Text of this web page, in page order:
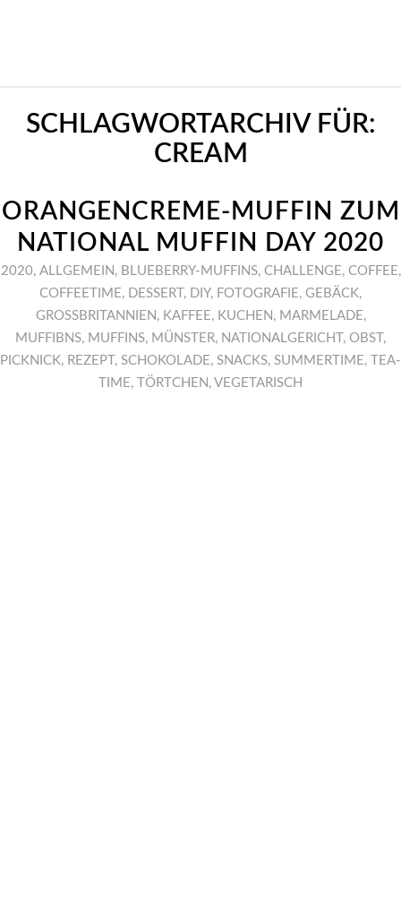
SCHLAGWORTARCHIV FÜR:
CREAM
ORANGENCREME-MUFFIN ZUM
NATIONAL MUFFIN DAY 2020
2020, ALLGEMEIN , BLUEBERRY-MUFFINS, CHALLENGE, COFFEE,
COFFEETIME, DESSERT , DIY, FOTOGRAFIE, GEBÄCK,
GROSSBRITANNIEN
, KAFFEE, KUCHEN , MARMELADE,
MUFFIBNS, MUFFINS, MÜNSTER, NATIONALGERICHT , OBST ,
PICKNICK, REZEPT , SCHOKOLADE, SNACKS, SUMMERTIME,
TEA-
TIME, TÖRTCHEN , VEGETARISCH